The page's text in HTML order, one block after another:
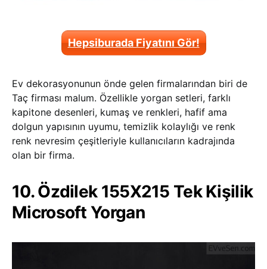
Hepsiburada Fiyatını Gör!
Ev dekorasyonunun önde gelen firmalarından biri de
Taç firması malum. Özellikle yorgan setleri, farklı
kapitone desenleri, kumaş ve renkleri, hafif ama
dolgun yapısının uyumu, temizlik kolaylığı ve renk
renk nevresim çeşitleriyle kullanıcıların kadrajında
olan bir firma.
10. Özdilek 155X215 Tek Kişilik
Microsoft Yorgan